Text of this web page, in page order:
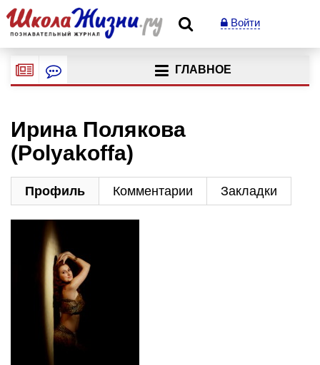
Войти
ГЛАВНОЕ
Ирина Полякова
(Polyakoffa)
Профиль Комментарии Закладки